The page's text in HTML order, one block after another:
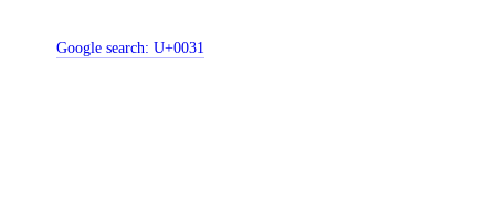
Google search:U+0031